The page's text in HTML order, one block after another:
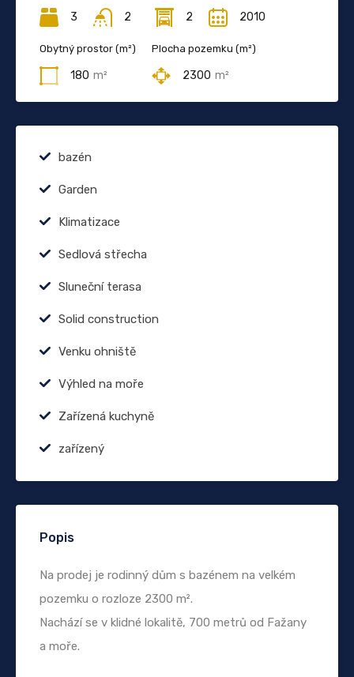
3 2 2 2010
Obytný prostor (m²)
180 m²
Plocha pozemku (m²)
2300 m²
bazén
Garden
Klimatizace
Sedlová střecha
Sluneční terasa
Solid construction
Venku ohniště
Výhled na moře
Zařízená kuchyně
zařízený
Popis
Na prodej je rodinný dům s bazénem na velkém
pozemku o rozloze 2300 m².
Nachází se v klidné lokalitě, 700 metrů od Fažany
a moře.